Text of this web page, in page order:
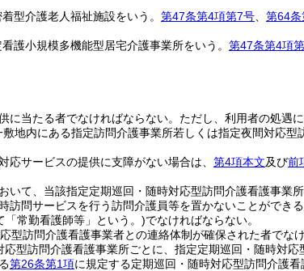
型介護老人福祉施設をいう。 第47条第4項第7号 第64
護小規模多機能型居宅介護事業所をいう。 第47条第4項
当たる者でなければならない。 ただし、利用者の処遇
地内にある指定訪問介護事業所若しくは指定夜間対応型
サービスの提供に支障がない場合は、 第4項本文及び前
て、当該指定定期巡回・随時対応型訪問介護看護事業
訪問サービスを行う訪問介護員等を置かないことができる
「常勤看護師等」という。)でなければならない。
訪問介護看護事業者との連絡体制が確保された者でなけ
型訪問介護看護事業所ごとに、指定定期巡回・随時対応
第26条第1項に規定する定期巡回・随時対応型訪問介護